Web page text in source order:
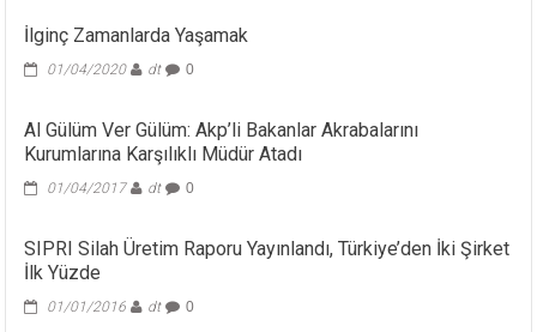
İlginç Zamanlarda Yaşamak
01/04/2020 dt 0
Al Gülüm Ver Gülüm: Akp’li Bakanlar Akrabalarını
Kurumlarına Karşılıklı Müdür Atadı
01/04/2017 dt 0
SIPRI Silah Üretim Raporu Yayınlandı, Türkiye’den İki Şirket
İlk Yüzde
01/01/2016 dt 0